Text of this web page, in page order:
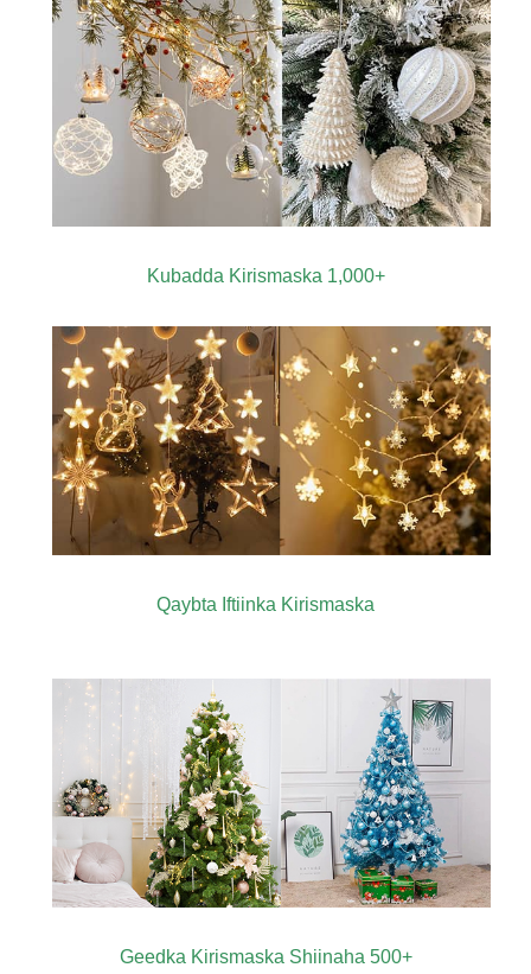
Kubadda Kirismaska ​​1,000+
Qaybta Iftiinka Kirismaska
Geedka Kirismaska ​​​​Shiinaha 500+